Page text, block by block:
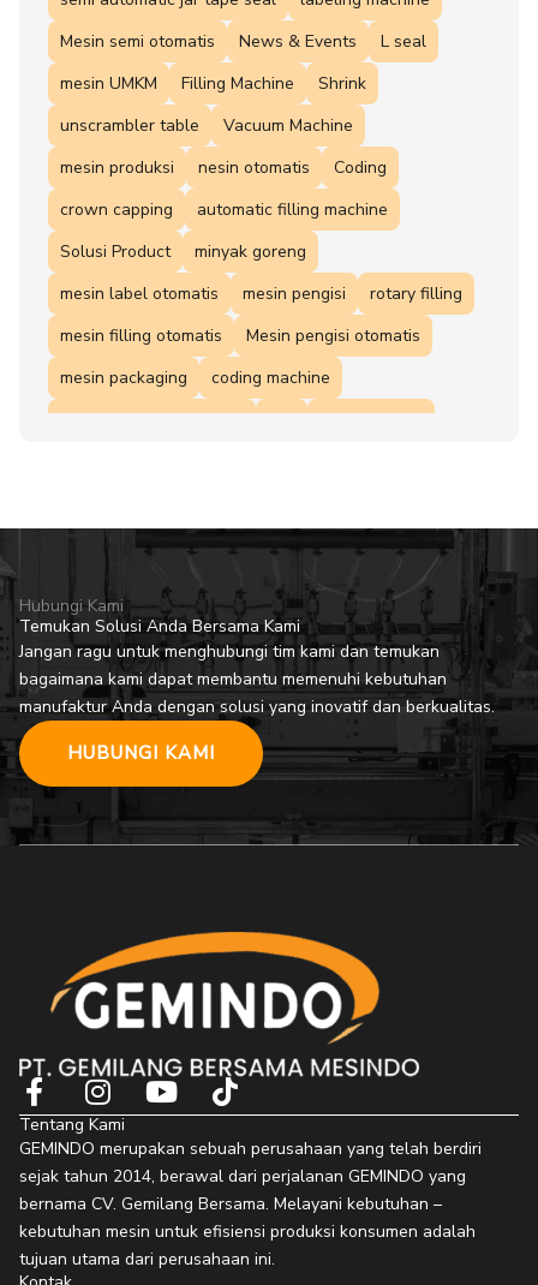
Mesin semi otomatis
News & Events
L seal
mesin UMKM
Filling Machine
Shrink
unscrambler table
Vacuum Machine
mesin produksi
nesin otomatis
Coding
crown capping
automatic filling machine
Solusi Product
minyak goreng
mesin label otomatis
mesin pengisi
rotary filling
mesin filling otomatis
Mesin pengisi otomatis
mesin packaging
coding machine
Filling machine otomatis
ROI
blow molding
mesin coding
Hubungi Kami
Temukan Solusi Anda Bersama Kami
Jangan ragu untuk menghubungi tim kami dan temukan
bagaimana kami dapat membantu memenuhi kebutuhan
manufaktur Anda dengan solusi yang inovatif dan berkualitas.
HUBUNGI KAMI
F
a
c
e
b
o
o
I
n
s
t
a
g
r
Y
o
u
t
u
b
e
T
i
k
t
o
k
Tentang Kami
GEMINDO merupakan sebuah perusahaan yang telah berdiri
sejak tahun 2014, berawal dari perjalanan GEMINDO yang
bernama CV. Gemilang Bersama. Melayani kebutuhan –
kebutuhan mesin untuk efisiensi produksi konsumen adalah
tujuan utama dari perusahaan ini.